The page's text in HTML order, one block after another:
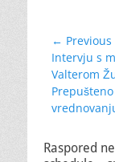
Navigacija
objava
← Previous
Previous
post:
Intervju s
Valterom
Raspored